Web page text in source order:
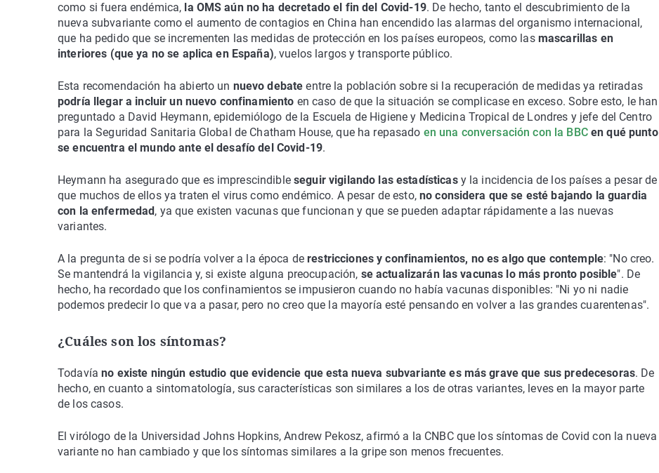
como si fuera endémica, la OMS aún no ha decretado el fin del Covid-19. De hecho, tanto el descubrimiento de la
nueva subvariante como el aumento de contagios en China han encendido las alarmas del organismo internacional,
que ha pedido que se incrementen las medidas de protección en los países europeos, como las mascarillas en
interiores (que ya no se aplica en España), vuelos largos y transporte público.
Esta recomendación ha abierto un nuevo debate entre la población sobre si la recuperación de medidas ya retiradas
podría llegar a incluir un nuevo confinamiento en caso de que la situación se complicase en exceso. Sobre esto, le han
preguntado a David Heymann, epidemiólogo de la Escuela de Higiene y Medicina Tropical de Londres y jefe del Centro
para la Seguridad Sanitaria Global de Chatham House, que ha repasado en una conversación con la BBC en qué punto
se encuentra el mundo ante el desafío del Covid-19.
Heymann ha asegurado que es imprescindibleseguir vigilando las estadísticas y la incidencia de los países a pesar de
que muchos de ellos ya traten el virus como endémico. A pesar de esto, no considera que se esté bajando la guardia
con la enfermedad , ya que existen vacunas que funcionan y que se pueden adaptar rápidamente a las nuevas
variantes.
A la pregunta de si se podría volver a la época derestricciones y confinamientos, no es algo que contemple: "No creo.
Se mantendrá la vigilancia y, si existe alguna preocupación, se actualizarán las vacunas lo más pronto posible". De
hecho, ha recordado que los confinamientos se impusieron cuando no había vacunas disponibles: "Ni yo ni nadie
podemos predecir lo que va a pasar, pero no creo que la mayoría esté pensando en volver a las grandes cuarentenas".
¿Cuáles son los síntomas?
Todavíano existe ningún estudio que evidencie que esta nueva subvariante es más grave que sus predecesoras. De
hecho, en cuanto a sintomatología, sus características son similares a los de otras variantes, leves en la mayor parte
de los casos.
El virólogo de la Universidad Johns Hopkins, Andrew Pekosz, afirmó a la CNBC que los síntomas de Covid con la nueva
variante no han cambiado y que los síntomas similares a la gripe son menos frecuentes.